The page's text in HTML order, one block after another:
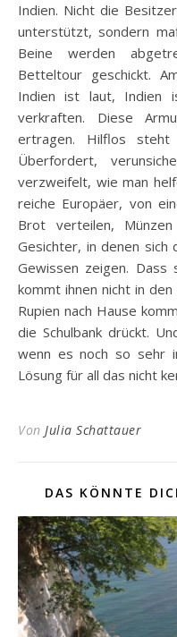
Indien. Nicht die
unterstützt, sondern
Beine werden
Betteltour geschickt.
Indien ist laut, Indien
verkraften. Diese
ertragen. Hilflos steht
Überfordert,
verzweifelt, wie man
reiche Europäer, von
Brot verteilen,
Gesichter, in denen sich
Gewissen zeigen. Dass
kommt ihnen nicht in den
Rupien nach Hause
die Schulbank drückt.
wenn es noch so sehr
Lösung für all das nicht
Von Julia Schattauer
DAS KÖNNTE